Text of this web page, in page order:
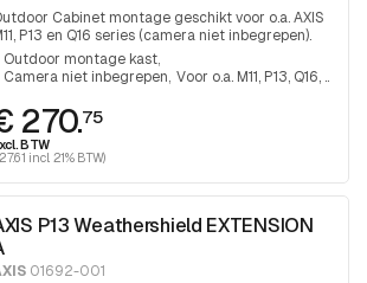
Cabinet montage geschikt voor o.a. AXIS
P13 en Q16 series (camera niet inbegrepen).
Outdoor montage kast
Camera niet inbegrepen Voor o.a. M11, P13, Q16, ..
270.75
BTW
incl. 21% BTW)
P13 Weathershield EXTENSION
01692-001